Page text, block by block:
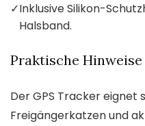
✓Inklusive Silikon-
Halsband.
Praktische Hinweise
Der GPS Tracker eignet
Freigängerkatzen und